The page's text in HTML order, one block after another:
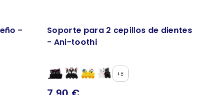
-
Soporte para 2 cepillos de dientes
- Ani-toothi
+8